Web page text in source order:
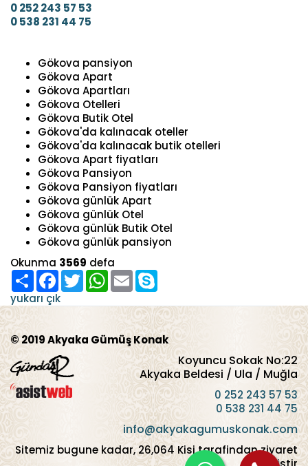
0 252 243 57 53
0 538 231 44 75
Gökova pansiyon
Gökova Apart
Gökova Apartları
Gökova Otelleri
Gökova Butik Otel
Gökova'da kalınacak oteller
Gökova'da kalınacak butik otelleri
Gökova Apart fiyatları
Gökova Pansiyon
Gökova Pansiyon fiyatları
Gökova günlük Apart
Gökova günlük Otel
Gökova günlük Butik Otel
Gökova günlük pansiyon
Okunma 3569 defa
PaylaşFacebook
TwitterWhatsApp
Email
yukarı çık
© 2019 Akyaka Gümüş Konak
Koyuncu Sokak No:22
Akyaka Beldesi / Ula / Muğla
0 252 243 57 53
0 538 231 44 75
info@akyakagumuskonak.com
Sitemiz bugune kadar,26,064 Kisi tarafindan ziyaret